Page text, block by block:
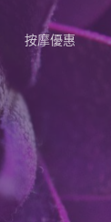
按摩優惠